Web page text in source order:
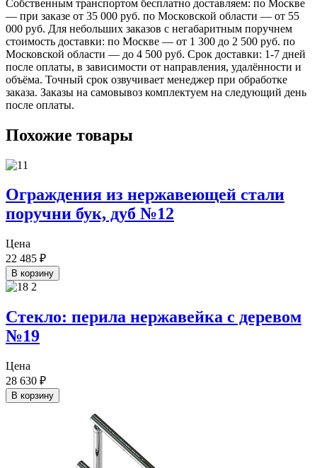
Собственным транспортом бесплатно доставляем: по Москве
— при заказе от 35 000 руб. по Московской области — от 55
000 руб. Для небольших заказов с негабаритным поручнем
стоимость доставки: по Москве — от 1 300 до 2 500 руб. по
Московской области — до 4 500 руб. Срок доставки: 1-7 дней
после оплаты, в зависимости от направления, удалённости и
объёма. Точный срок озвучивает менеджер при обработке
заказа. Заказы на самовывоз комплектуем на следующий день
после оплаты.
Похожие товары
Ограждения из нержавеющей стали
поручни бук, дуб №12
Цена
22 485 ₽
В корзину
Стекло: перила нержавейка с деревом
№19
Цена
28 630 ₽
В корзину